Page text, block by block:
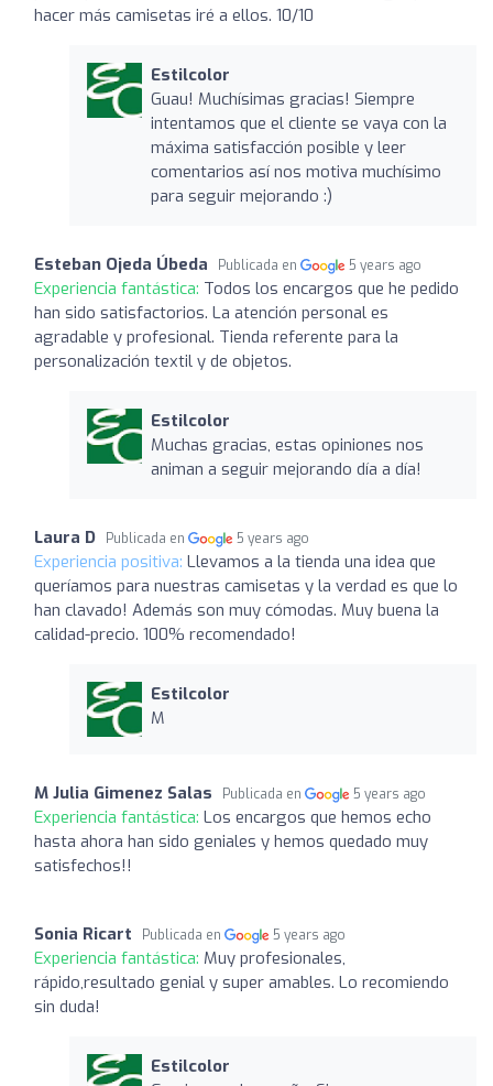
hacer más camisetas iré a ellos. 10/10
Estilcolor
Guau! Muchísimas gracias! Siempre
intentamos que el cliente se vaya con la
máxima satisfacción posible y leer
comentarios así nos motiva muchísimo
para seguir mejorando :)
Esteban Ojeda Úbeda Publicada en 5 years ago
Experiencia fantástica: Todos los encargos que he pedido
han sido satisfactorios. La atención personal es
agradable y profesional. Tienda referente para la
personalización textil y de objetos.
Estilcolor
Muchas gracias, estas opiniones nos
animan a seguir mejorando día a día!
Laura D Publicada en 5 years ago
Experiencia positiva: Llevamos a la tienda una idea que
queríamos para nuestras camisetas y la verdad es que lo
han clavado! Además son muy cómodas. Muy buena la
calidad-precio. 100% recomendado!
Estilcolor
M
M Julia Gimenez Salas Publicada en 5 years ago
Experiencia fantástica: Los encargos que hemos echo
hasta ahora han sido geniales y hemos quedado muy
satisfechos!!
Sonia Ricart Publicada en 5 years ago
Experiencia fantástica: Muy profesionales,
rápido,resultado genial y super amables. Lo recomiendo
sin duda!
Estilcolor